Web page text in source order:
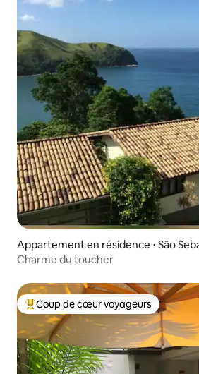
Appartement en résidence ⋅ São
Charme du toucher
Coups de cœur voyageurs les plus
Coup de cœur voyageurs